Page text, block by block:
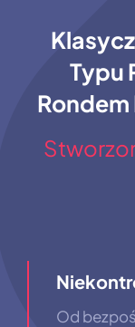
Katalog
Zasoby
Typu
Rondem
Od